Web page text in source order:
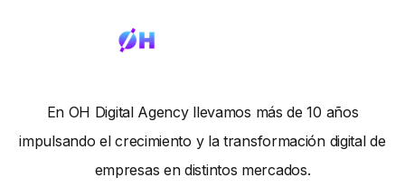
En OH Digital Agency llevamos más de 10 años
impulsando el crecimiento y la transformación digital de
empresas en distintos mercados.